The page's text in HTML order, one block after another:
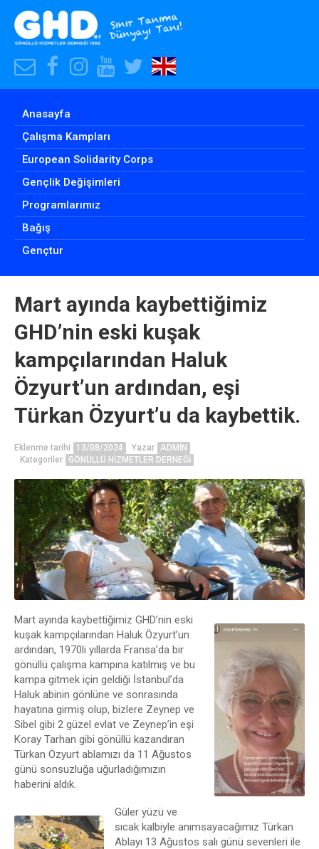
E-
Posta
Adresimiz
Facebook
Hesabımız
Instagram
Hesabımız
Youtube
Hesabımız
Twitter
Hesabımız
Our
English
Anasayfa
Çalışma Kampları
European Solidarity Corps
Gençlik Değişimleri
Programlarımız
Bağış
Gençtur
Mart ayında kaybettiğimiz
GHD’nin eski kuşak
kampçılarından Haluk
Özyurt’un ardından, eşi
Türkan Özyurt’u da kaybettik.
Eklenme tarihi 13/08/2024 Yazar
ADMIN
Kategoriler
GÖNÜLLÜ HIZMETLER DERNEĞI
Mart ayında kaybettiğimiz GHD’nin eski
kuşak kampçılarından Haluk Özyurt’un
ardından, 1970li yıllarda Fransa’da bir
gönüllü çalışma kampına katılmış ve bu
kampa gitmek için geldiği İstanbul’da
Haluk abinin gönlüne ve sonrasında
hayatına girmiş olup, bizlere Zeynep ve
Sibel gibi 2 güzel evlat ve Zeynep’in eşi
Koray Tarhan gibi gönüllü kazandıran
Türkan Özyurt ablamızı da 11 Ağustos
günü sonsuzluğa uğurladığımızın
haberini aldık.
Güler yüzü ve
sıcak kalbiyle anımsayacağımız Türkan
Ablayı 13 Ağustos salı günü sevenleri ile